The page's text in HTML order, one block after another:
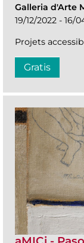
Galleria d'Arte
19/12/2022 - 16/
Projets
Gratis